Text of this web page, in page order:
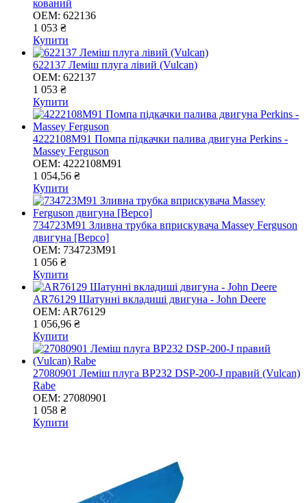
кований
OEM: 622136
1 053 ₴
Купити
622137 Леміш плуга лівий (Vulcan)
OEM: 622137
1 053 ₴
Купити
4222108M91 Помпа підкачки палива двигуна Perkins -
Massey Ferguson
OEM: 4222108M91
1 054,56 ₴
Купити
734723M91 Зливна трубка вприскувача Massey Ferguson
двигуна [Bepco]
OEM: 734723M91
1 056 ₴
Купити
AR76129 Шатунні вкладиші двигуна - John Deere
OEM: AR76129
1 056,96 ₴
Купити
27080901 Леміш плуга BP232 DSP-200-J правий (Vulcan)
Rabe
OEM: 27080901
1 058 ₴
Купити